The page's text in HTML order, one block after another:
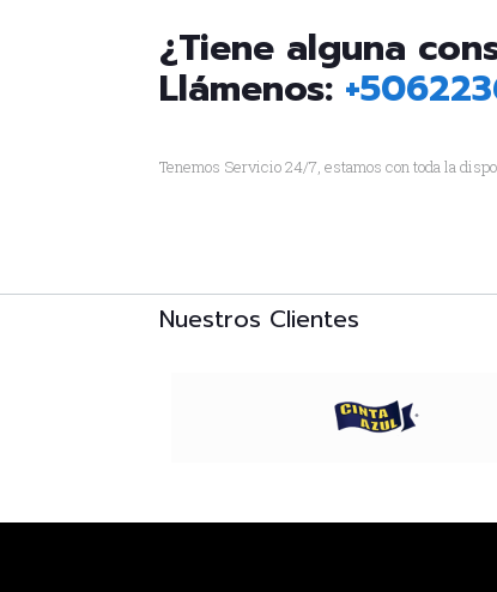
¿Tiene alguna
Llámenos:
Tenemos Servicio 24/7, estamos con toda la
Nuestros Clientes